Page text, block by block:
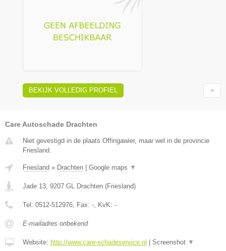
BEKIJK VOLLEDIG PROFIEL
Care Autoschade Drachten
Niet gevestigd in de plaats Offingawier, maar wel in de provincie
Friesland.
Friesland » Drachten Google maps ▼
Jade 13, 9207 GL Drachten (Friesland)
Tel: 0512-512976, Fax: -, KvK: -
E-mailadres onbekend
Website: http://www.care-schadeservice.nl Screenshot ▼